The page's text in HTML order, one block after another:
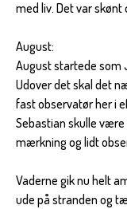
med liv. Det var
August:
August startede som
Udover det skal det
fast observatør her i
Sebastian skulle
mærkning og lidt
Vaderne gik nu helt
ude på stranden og